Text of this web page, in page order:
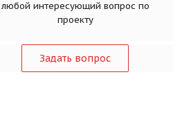
любой интересующий вопрос по
проекту
Задать вопрос